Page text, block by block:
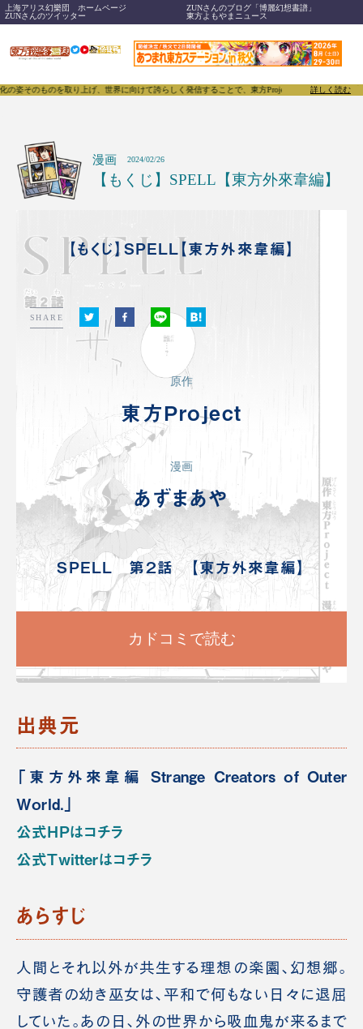
上海アリス幻樂団 ホームページ
ZUNさんのブログ「博麗幻想書譜」
ZUNさんのツイッター
東方よもやまニュース
に向けて誇らしく発信することで、東方Projectのみならず「同人文化」そのものをさらに刺激
詳しく読む
漫画 2024/02/26
【もくじ】SPELL【東方外來韋編】
【もくじ】SPELL【東方外來韋編】
SHARE
原作
東方Project
漫画
あずまあや
SPELL 第２話 【東方外來韋編】
カドコミで読む
出典元
「東方外來韋編 Strange Creators of Outer
World.」
公式HPはコチラ
公式Twitterはコチラ
あらすじ
人間とそれ以外が共生する理想の楽園、幻想郷。
守護者の幼き巫女は、平和で何もない日々に退屈
していた。あの日、外の世界から吸血鬼が来るまで